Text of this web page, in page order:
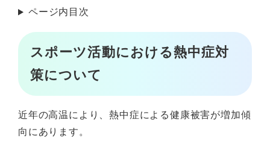
ページ内目次
スポーツ活動における熱中症対
策について
近年の高温により、熱中症による健康被害が増加傾
向にあります。